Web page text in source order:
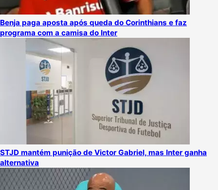
Benja paga aposta após queda do Corinthians e faz
programa com a camisa do Inter
STJD mantém punição de Victor Gabriel, mas Inter ganha
alternativa